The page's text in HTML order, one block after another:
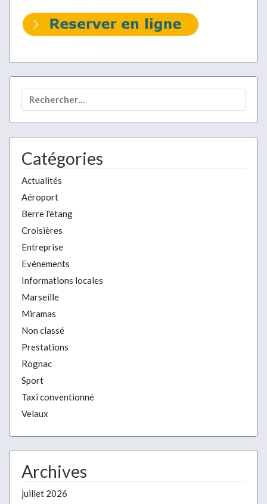
Rechercher :
Catégories
Actualités
Aéroport
Berre l'étang
Croisières
Entreprise
Evénements
Informations locales
Marseille
Miramas
Non classé
Prestations
Rognac
Sport
Taxi conventionné
Velaux
Archives
juillet 2026